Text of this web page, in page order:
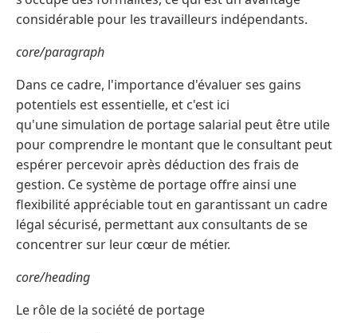
considérable pour les travailleurs indépendants.
core/paragraph
Dans ce cadre, l'importance d'évaluer ses gains
potentiels est essentielle, et c'est ici
qu'une simulation de portage salarial peut être utile
pour comprendre le montant que le consultant peut
espérer percevoir après déduction des frais de
gestion. Ce système de portage offre ainsi une
flexibilité appréciable tout en garantissant un cadre
légal sécurisé, permettant aux consultants de se
concentrer sur leur cœur de métier.
core/heading
Le rôle de la société de portage